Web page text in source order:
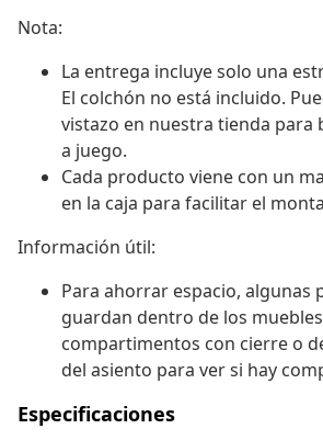
Nota:
La entrega incluye solo una
El colchón no está incluido.
vistazo en nuestra tienda para
a juego.
Cada producto viene con un
en la caja para facilitar el
Información útil:
Para ahorrar espacio, algunas
guardan dentro de los
compartimentos con cierre o
del asiento para ver si hay
Especificaciones